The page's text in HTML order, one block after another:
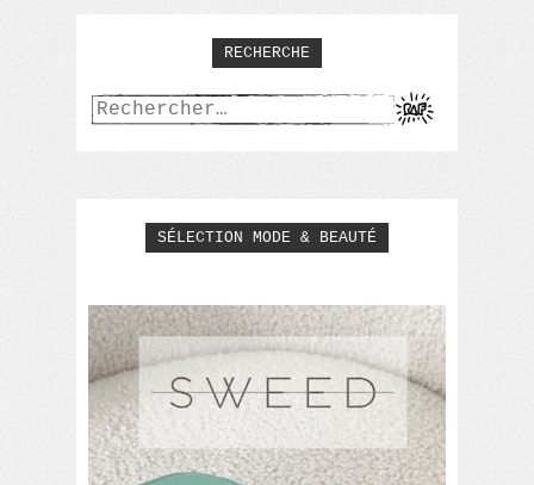
RECHERCHE
Rechercher :
SÉLECTION MODE & BEAUTÉ